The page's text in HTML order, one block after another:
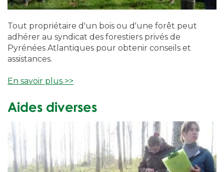
Tout propriétaire d'un bois ou d'une forêt peut
adhérer au syndicat des forestiers privés de
Pyrénées Atlantiques pour obtenir conseils et
assistances.
En savoir plus >>
Aides diverses